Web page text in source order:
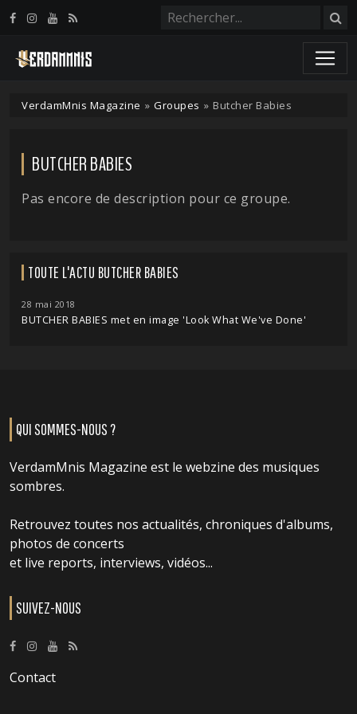
VerdamMnis Magazine » Groupes » Butcher Babies
BUTCHER BABIES
Pas encore de description pour ce groupe.
TOUTE L'ACTU BUTCHER BABIES
28 mai 2018
BUTCHER BABIES met en image 'Look What We've Done'
QUI SOMMES-NOUS ?
VerdamMnis Magazine est le webzine des musiques
sombres.
Retrouvez toutes nos actualités, chroniques d'albums,
photos de concerts
et live reports, interviews, vidéos...
SUIVEZ-NOUS
Contact
Panneau de gestion des cookies